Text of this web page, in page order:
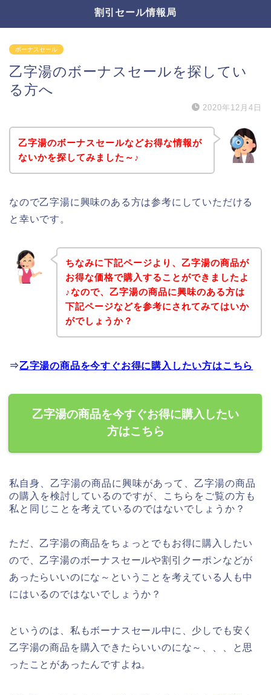
割引セール情報局
ボーナスセール
乙字湯のボーナスセールを探してい
る方へ
2020年12月4日
乙字湯のボーナスセールなどお得な情報が
ないかを探してみました～♪
なので乙字湯に興味のある方は参考にしていただける
と幸いです。
ちなみに下記ページより、乙字湯の商品が
お得な価格で購入することができましたよ
♪なので、乙字湯の商品に興味のある方は
下記ページなどを参考にされてみてはいか
がでしょうか？
⇒乙字湯の商品を今すぐお得に購入したい方はこちら
乙字湯の商品を今すぐお得に購入したい
方はこちら
私自身、乙字湯の商品に興味があって、乙字湯の商品
の購入を検討しているのですが、こちらをご覧の方も
私と同じことを考えているのではないでしょうか？
ただ、乙字湯の商品をちょっとでもお得に購入したい
ので、乙字湯のボーナスセールや割引クーポンなどが
あったらいいのにな～ということを考えている人も中
にはいるのではないでしょうか？
というのは、私もボーナスセール中に、少しでも安く
乙字湯の商品を購入できたらいいのにな～、、、と思
ったことがあったんですよね。